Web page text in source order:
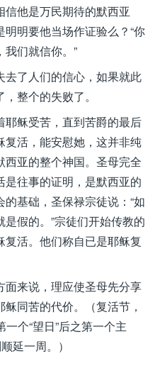
他是万民期待的默西亚
明要他当场作证验么？“你
们就信你。”
了人们的信心，如果就此
整个的失败了。
耶稣受苦，直到苦爵的最后
活，能安慰她，这并非纯
亚的整个神国。圣母完全
往事的证明，是默西亚的
基础，圣保禄宗徒说：“如
假的。”宗徒们开始传教的
活。他们称自已是耶稣复
来说，理应使圣母先分享
同苦的代价。（复活节，
个“望日”后之第一个主
延一周。）